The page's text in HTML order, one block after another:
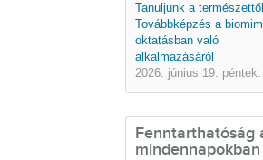
Tanuljunk a
Továbbképzés a
oktatásban való
alkalmazásáról
2026. június 19. péntek.
Fenntarthatóság
mindennapokban